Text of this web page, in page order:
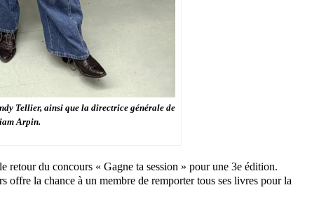
Tellier, ainsi que la directrice générale de
Arpin.
retour du concours « Gagne ta session » pour une 3e édition.
offre la chance à un membre de remporter tous ses livres pour la